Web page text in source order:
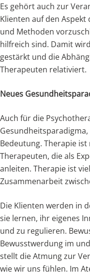
Es gehört auch zur
Klienten auf den
und Methoden
hilfreich sind. Damit
gestärkt und die
Therapeuten relativiert.
Neues
Auch für die
Bedeutung. Therapie
Therapeuten, die als
anleiten. Therapie ist
Zusammenarbeit
Die Klienten werden in
sie lernen, ihr eigenes
und zu regulieren.
Bewusstwerdung im
stellt die Atmung zur
wie wir uns fühlen. Im